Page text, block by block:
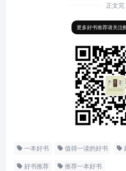
正文完
更多好书推荐请关注
一本好书 值得一读的好书
好书推荐 推荐一本好书